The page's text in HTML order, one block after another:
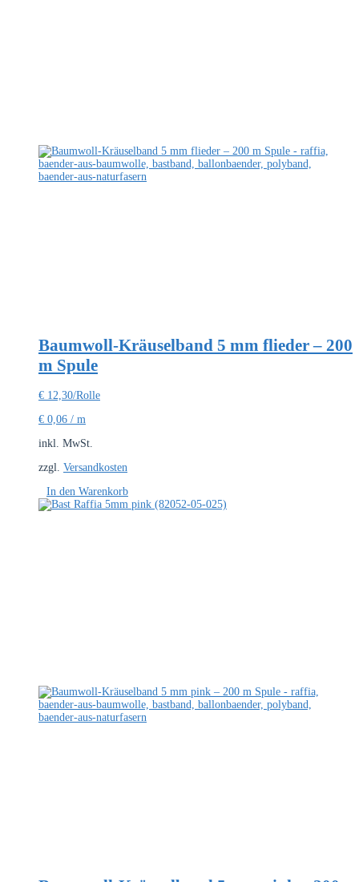
Baumwoll-Kräuselband 5 mm flieder – 200
m Spule
€ 12,30/Rolle
€ 0,06 / m
inkl. MwSt.
zzgl. Versandkosten
In den Warenkorb